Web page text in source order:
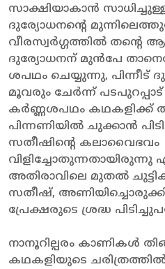
സാക്ഷിയാകാൻ
ദുര്യോധനന്റെ
വീരസ്വർഗ്ഗത്തിൽ
ദുര്യോധനന് മുൻപേ
ശപഥം ചെയ്യുന്നു, പിന്നീട്
മൂവരും ചേർന്ന്
കർണ്ണശപഥം കഥകളിക്ക്
പിന്നണിയിൽ ചുക്കാൻ
സതീഷിന്റെ കലാവൈഭവം
വിളിച്ചോതുന്നതായിരുന്നു
അതിരാവിലെ മുതൽ
സതീഷ്,
പ്രേക്ഷരുടെ ശ്രദ്ധ
നാനൂറില്പരം കാണികൾ
കഥകളിയുടെ